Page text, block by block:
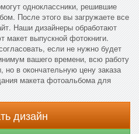
одноклассники, решившие
После этого вы загружаете все
Наши дизайнеры обработают
выпускной фотокниги.
если не нужно будет
вашего времени, всю работу
в окончательную цену заказа
макета фотоальбома для
дизайн